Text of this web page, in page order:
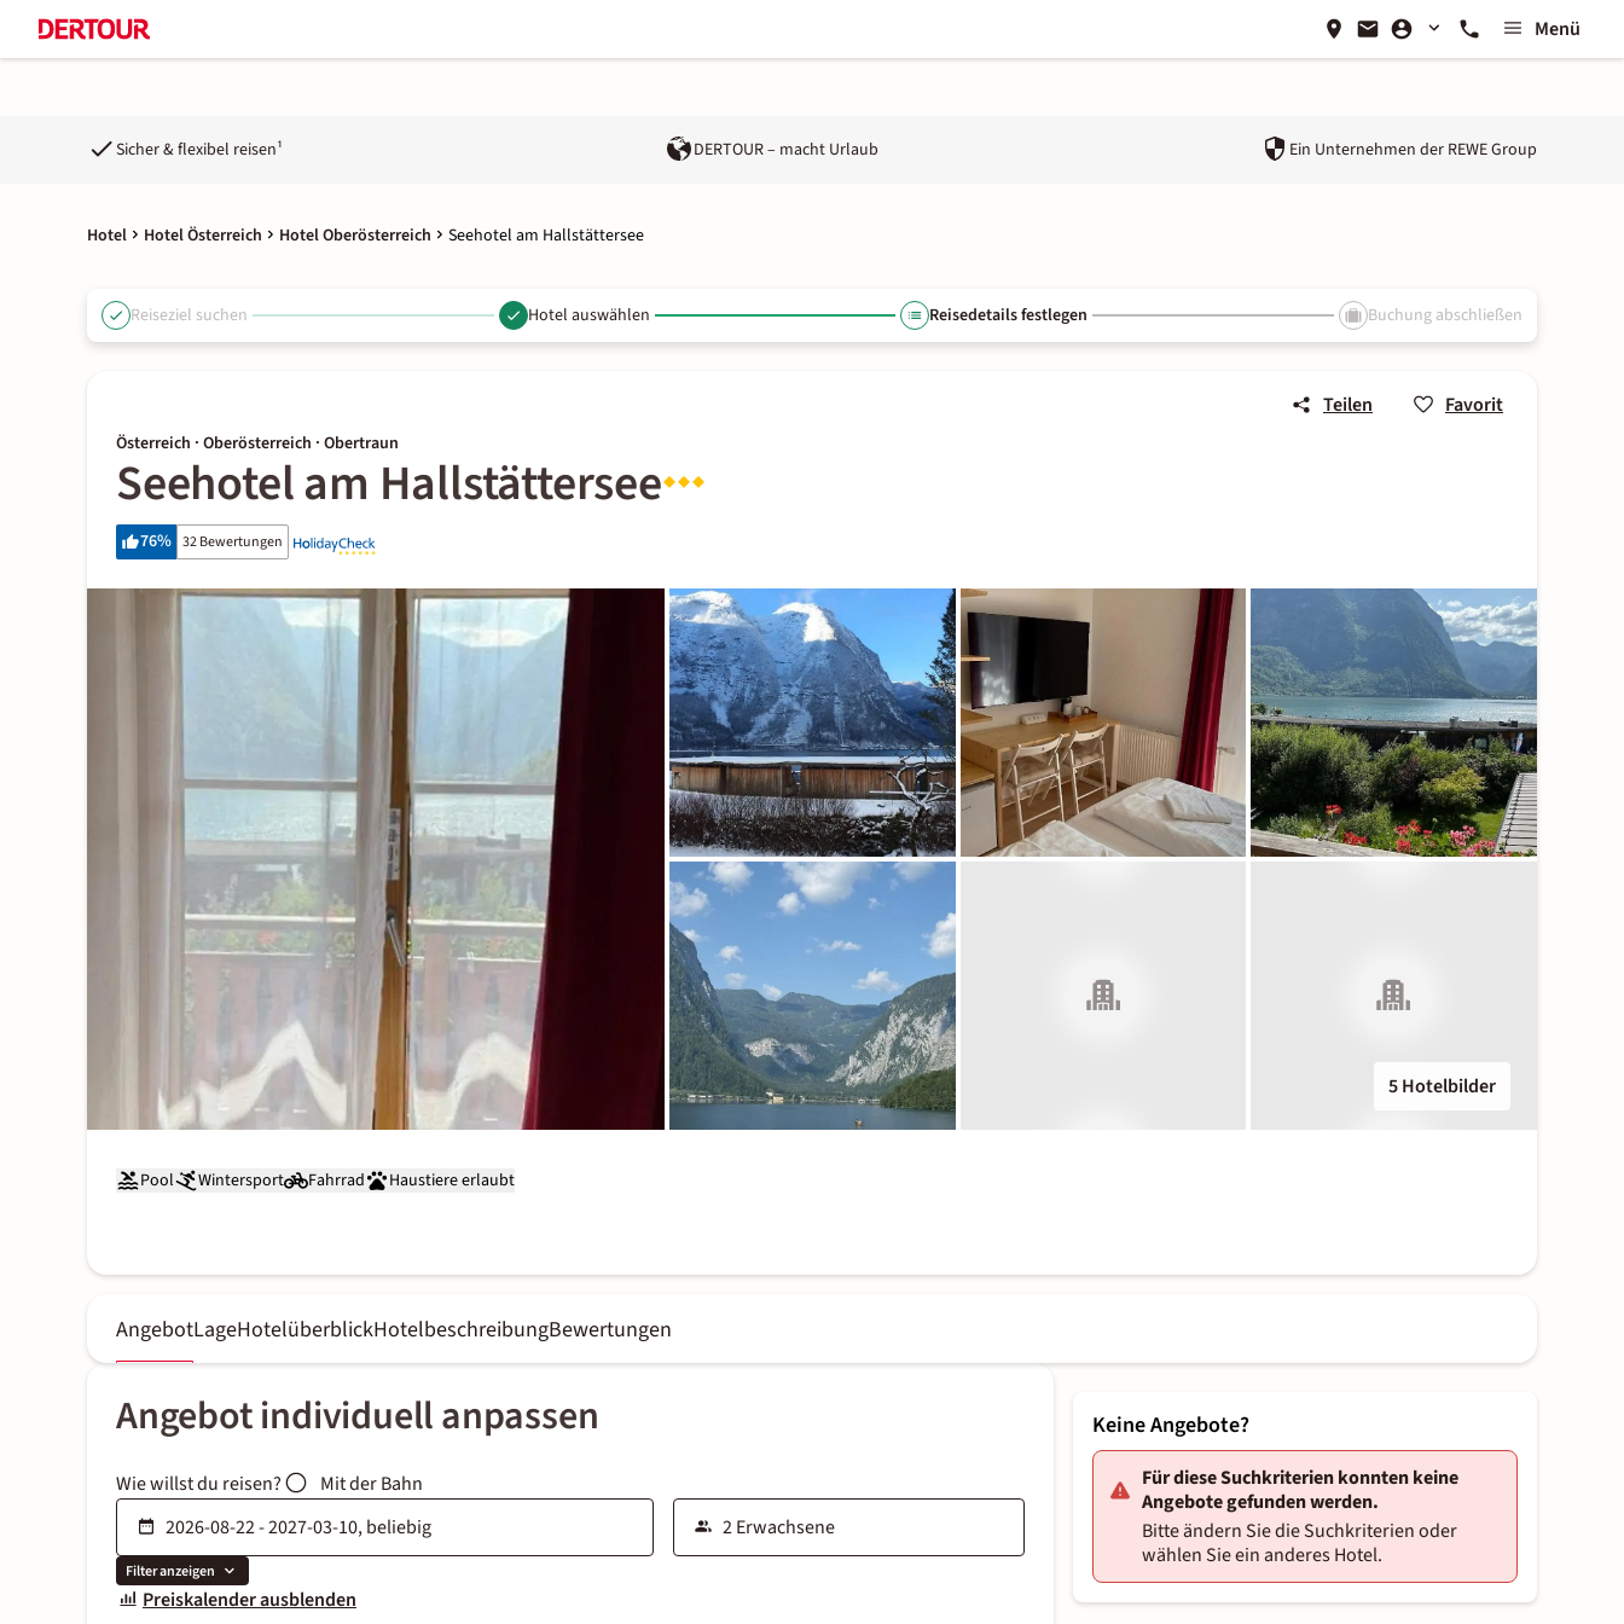
Menü
Sicher & flexibel reisen¹ DERTOUR – macht Urlaub Ein Unternehmen der REWE Group
Hotel Hotel Österreich Hotel Oberösterreich Seehotel am Hallstättersee
Reiseziel suchen Hotel auswählen Reisedetails festlegen Buchung abschließen
Teilen Favorit
Österreich · Oberösterreich · Obertraun
Seehotel am Hallstättersee
76% 32 Bewertungen
5 Hotelbilder
Pool Wintersport Fahrrad Haustiere erlaubt
AngebotLageHotelüberblickHotelbeschreibungBewertungen
Angebot individuell anpassen
Wie willst du reisen? Mit der Bahn
Filter anzeigen
Preiskalender ausblenden
Keine Angebote?
Für diese Suchkriterien konnten keine
Angebote gefunden werden.
Bitte ändern Sie die Suchkriterien oder
wählen Sie ein anderes Hotel.